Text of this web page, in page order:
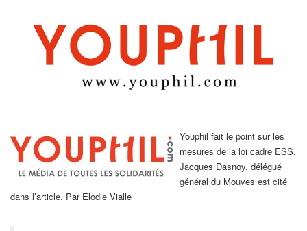
Youphil fait le point sur les
mesures de la loi cadre ESS.
Jacques Dasnoy, délégué
général du Mouves est cité
dans l’article. Par Elodie Vialle